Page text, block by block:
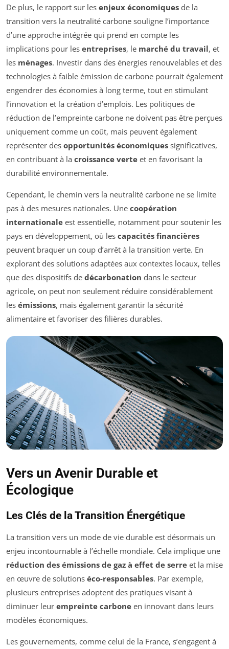
De plus, le rapport sur les enjeux économiques de la
transition vers la neutralité carbone souligne l’importance
d’une approche intégrée qui prend en compte les
implications pour les entreprises, le marché du travail, et
les ménages. Investir dans des énergies renouvelables et des
technologies à faible émission de carbone pourrait également
engendrer des économies à long terme, tout en stimulant
l’innovation et la création d’emplois. Les politiques de
réduction de l’empreinte carbone ne doivent pas être perçues
uniquement comme un coût, mais peuvent également
représenter des opportunités économiques significatives,
en contribuant à la croissance verte et en favorisant la
durabilité environnementale.
Cependant, le chemin vers la neutralité carbone ne se limite
pas à des mesures nationales. Une coopération
internationale est essentielle, notamment pour soutenir les
pays en développement, où les capacités financières
peuvent braquer un coup d’arrêt à la transition verte. En
explorant des solutions adaptées aux contextes locaux, telles
que des dispositifs de décarbonation dans le secteur
agricole, on peut non seulement réduire considérablement
les émissions, mais également garantir la sécurité
alimentaire et favoriser des filières durables.
Vers un Avenir Durable et
Écologique
Les Clés de la Transition Énergétique
La transition vers un mode de vie durable est désormais un
enjeu incontournable à l’échelle mondiale. Cela implique une
réduction des émissions de gaz à effet de serre et la mise
en œuvre de solutions éco-responsables. Par exemple,
plusieurs entreprises adoptent des pratiques visant à
diminuer leur empreinte carbone en innovant dans leurs
modèles économiques.
Les gouvernements, comme celui de la France, s’engagent à